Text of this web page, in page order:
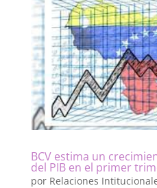
BCV estima un
del PIB en el primer
por Relaciones